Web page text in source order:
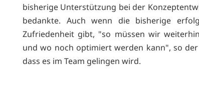
bisherige Unterstützung bei der
bedankte. Auch wenn die bisherige
Zufriedenheit gibt, "so müssen wir
und wo noch optimiert werden kann", so der
dass es im Team gelingen wird.